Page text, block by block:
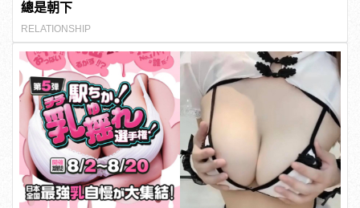
總是朝下
RELATIONSHIP